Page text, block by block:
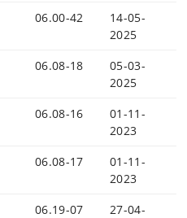
06.00-42
14-05-
2025
06.08-18
05-03-
2025
06.08-16
01-11-
2023
06.08-17
01-11-
2023
06.19-07
27-04-